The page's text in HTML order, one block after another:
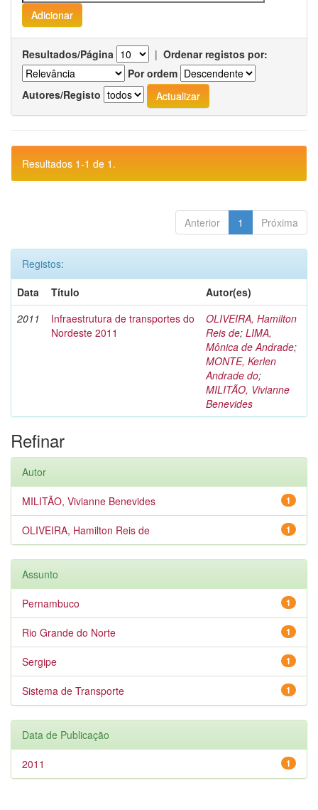
Resultados/Página | Ordenar registos por:
Por ordem
Autores/Registo
Resultados 1-1 de 1.
Anterior 1 Próxima
Registos:
Data
Título
Autor(es)
2011
Infraestrutura de transportes do
Nordeste 2011
OLIVEIRA, Hamilton
Reis de; LIMA,
Mônica de Andrade;
MONTE, Kerlen
Andrade do;
MILITÃO, Vivianne
Benevides
Refinar
Autor
1
MILITÃO, Vivianne Benevides
1
OLIVEIRA, Hamilton Reis de
Assunto
1
Pernambuco
1
Rio Grande do Norte
1
Sergipe
1
Sistema de Transporte
Data de Publicação
1
2011